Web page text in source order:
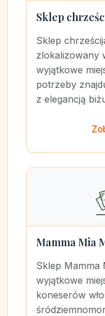
Sklep
Sklep
zlokalizowany
wyjątkowe
potrzeby
z elegancją
Mamma Mia
Sklep Mamma
wyjątkowe
koneserów